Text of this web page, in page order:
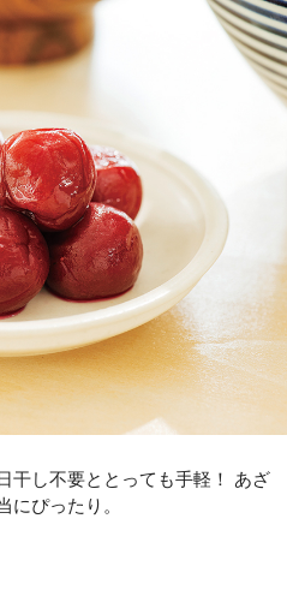
干し不要ととっても手軽！ あざ
ぴったり。